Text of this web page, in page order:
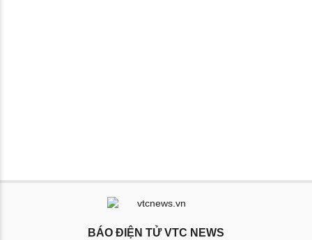
BÁO ĐIỆN TỬ VTC NEWS